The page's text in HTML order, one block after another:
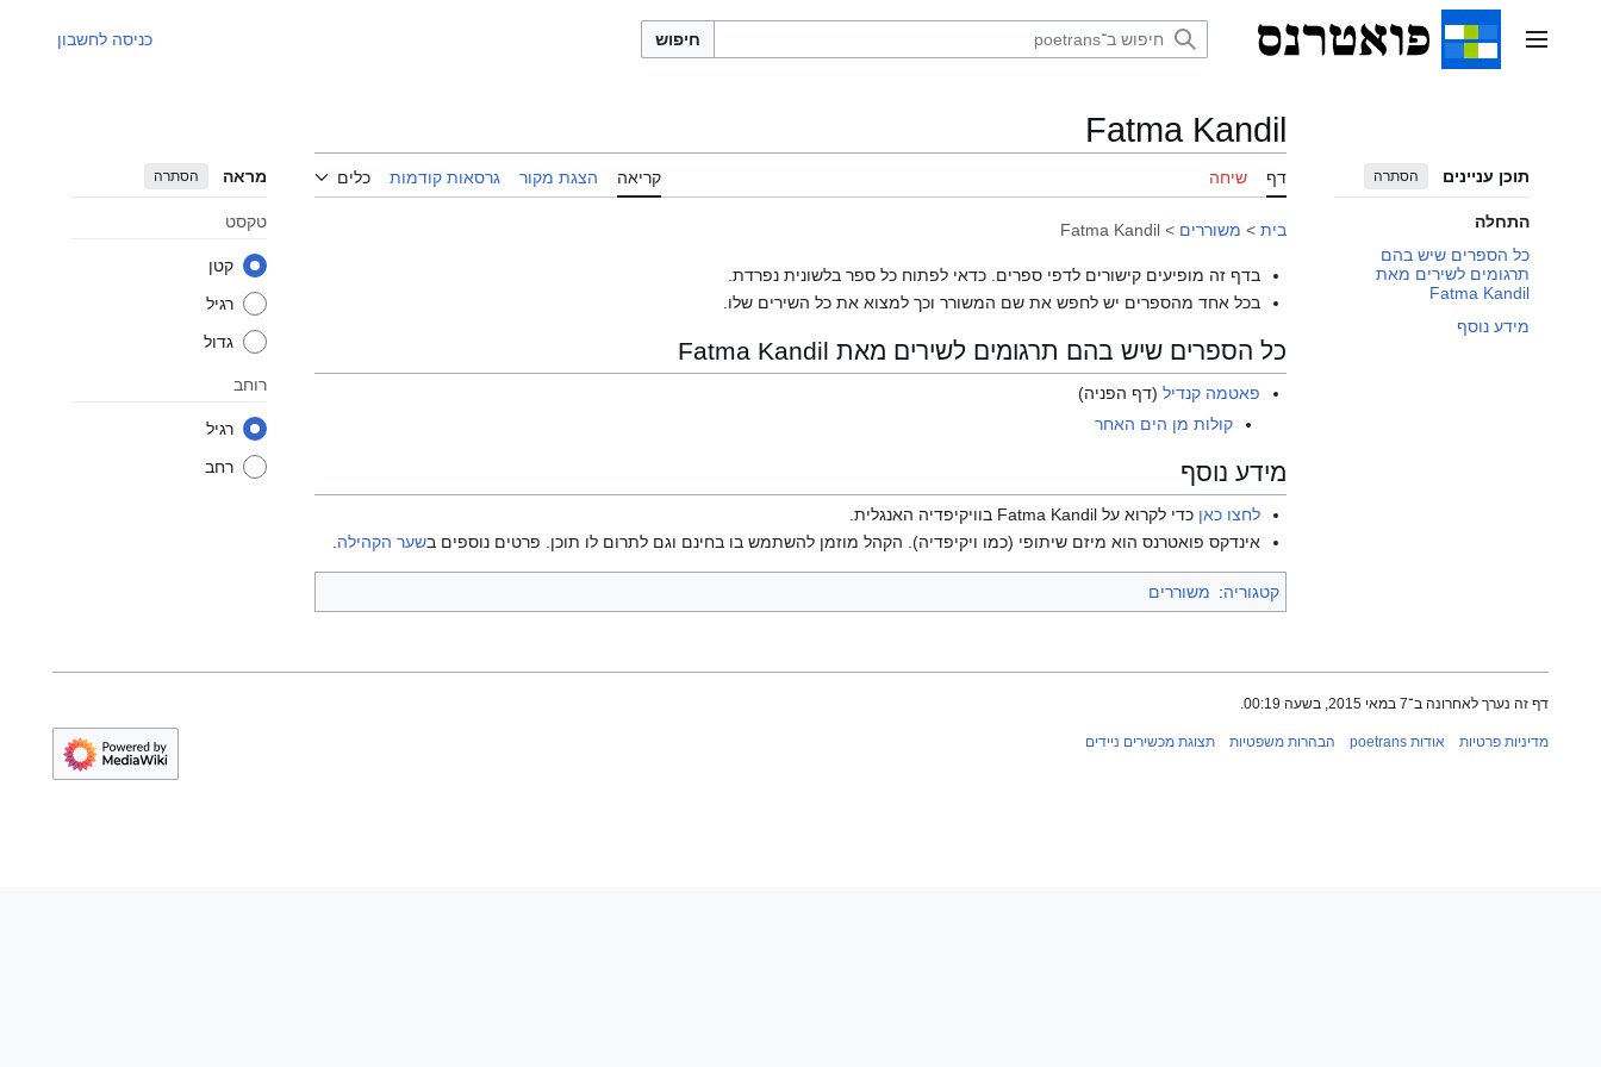
תפריט ראשי חיפוש כניסה לחשבון
תוכן עניינים הסתרה
התחלה
כל הספרים שיש בהם
תרגומים לשירים מאת
Fatma Kandil
מידע נוסף
Fatma Kandil
דף שיחה קריאה הצגת מקור גרסאות קודמות כלים מראה הסתרה
טקסט
קטן
רגיל
גדול
רוחב
רגיל
רחב
בית > משוררים >
Fatma Kandil
בדף זה מופיעים קישורים לדפי ספרים. כדאי לפתוח כל ספר בלשונית נפרדת.
בכל אחד מהספרים יש לחפש את שם המשורר וכך למצוא את כל השירים שלו.
כל הספרים שיש בהם תרגומים לשירים מאת Fatma Kandil
פאטמה קנדיל (דף הפניה)
קולות מן הים האחר
מידע נוסף
לחצו כאן כדי לקרוא על Fatma Kandil בוויקיפדיה האנגלית.
אינדקס פואטרנס הוא מיזם שיתופי (כמו ויקיפדיה). הקהל מוזמן להשתמש בו בחינם וגם לתרום לו תוכן. פרטים נוספים בשער הקהילה
קטגוריה: משוררים
דף זה נערך לאחרונה ב־7 במאי 2015, בשעה 00:19.
מדיניות פרטיות אודות poetrans הבהרות משפטיות תצוגת מכשירים ניידים